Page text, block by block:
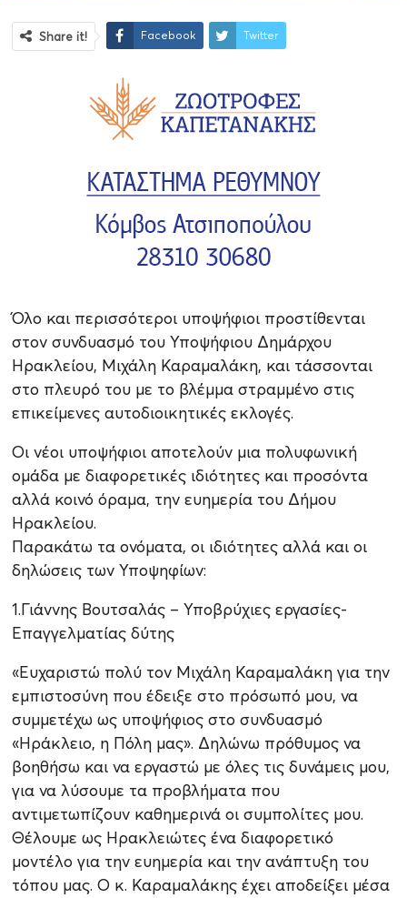
Share it! Facebook Twitter
Όλο και περισσότεροι υποψήφιοι προστίθενται
στον συνδυασμό του Υποψήφιου Δημάρχου
Ηρακλείου, Μιχάλη Καραμαλάκη, και τάσσονται
στο πλευρό του με το βλέμμα στραμμένο στις
επικείμενες αυτοδιοικητικές εκλογές.
Οι νέοι υποψήφιοι αποτελούν μια πολυφωνική
ομάδα με διαφορετικές ιδιότητες και προσόντα
αλλά κοινό όραμα, την ευημερία του Δήμου
Ηρακλείου.
Παρακάτω τα ονόματα, οι ιδιότητες αλλά και οι
δηλώσεις των Υποψηφίων:
1.Γιάννης Βουτσαλάς – Υποβρύχιες εργασίες-
Επαγγελματίας δύτης
«Ευχαριστώ πολύ τον Μιχάλη Καραμαλάκη για την
εμπιστοσύνη που έδειξε στο πρόσωπό μου, να
συμμετέχω ως υποψήφιος στο συνδυασμό
«Ηράκλειο, η Πόλη μας». Δηλώνω πρόθυμος να
βοηθήσω και να εργαστώ με όλες τις δυνάμεις μου,
για να λύσουμε τα προβλήματα που
αντιμετωπίζουν καθημερινά οι συμπολίτες μου.
Θέλουμε ως Ηρακλειώτες ένα διαφορετικό
μοντέλο για την ευημερία και την ανάπτυξη του
τόπου μας. Ο κ. Καραμαλάκης έχει αποδείξει μέσα